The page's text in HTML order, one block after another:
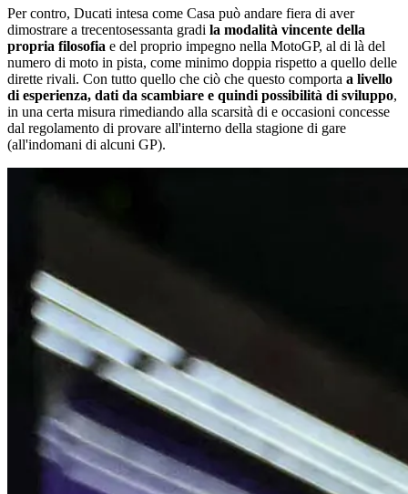
Per contro, Ducati intesa come Casa può andare fiera di aver
dimostrare a trecentosessanta gradi la modalità vincente della
propria filosofia e del proprio impegno nella MotoGP, al di là del
numero di moto in pista, come minimo doppia rispetto a quello delle
dirette rivali. Con tutto quello che ciò che questo comporta a livello
di esperienza, dati da scambiare e quindi possibilità di sviluppo,
in una certa misura rimediando alla scarsità di e occasioni concesse
dal regolamento di provare all'interno della stagione di gare
(all'indomani di alcuni GP).